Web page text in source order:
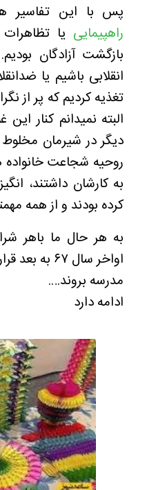
پس با این تفاسیر
راهپیمایی یا
بازگشت آزادگان
انقلابی باشیم یا
تغذیه کردیم که پر از
البته نمیدانم کنار
دیگر در شیرمان
روحیه شجاعت خانواده
به کارشان داشتند،
کرده بودند و از همه
به هر حال ما باهر
اواخر سال
مدرسه بروند….
ادامه دارد